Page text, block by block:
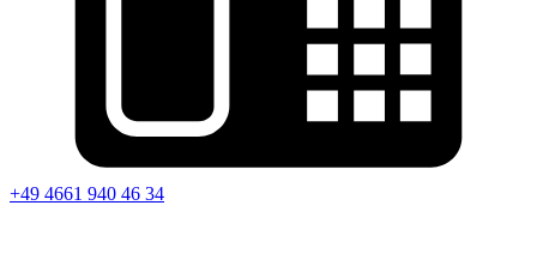
+49 4661 940 46 34